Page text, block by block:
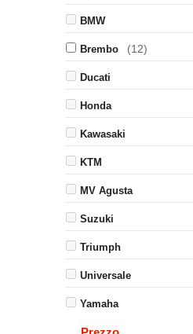
BMW
Brembo (12)
Ducati
Honda
Kawasaki
KTM
MV Agusta
Suzuki
Triumph
Universale
Yamaha